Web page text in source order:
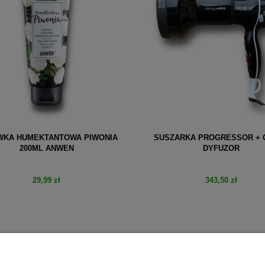
HUMEKTANTOWA PIWONIA
200ML ANWEN
29,99 zł
SUSZARKA PROGRESSOR +
DYFUZOR
343,50 zł